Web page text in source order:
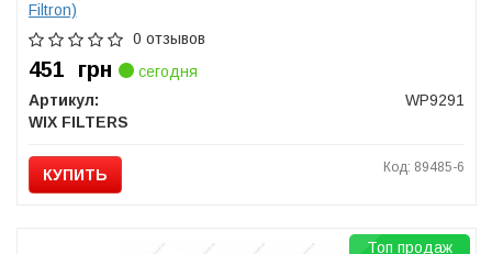
Filtron)
0 отзывов
451 грн
сегодня
Артикул:
WP9291
WIX FILTERS
КУПИТЬ Код: 89485-6
Топ продаж